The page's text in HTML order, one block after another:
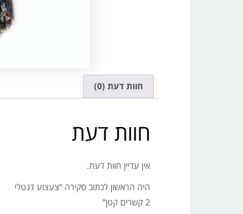
חוות דעת (0)
חוות דעת
אין עדיין חוות דעת.
היה הראשון לכתוב סקירה “צעצוע דנטלי
2 קשרים קטן”